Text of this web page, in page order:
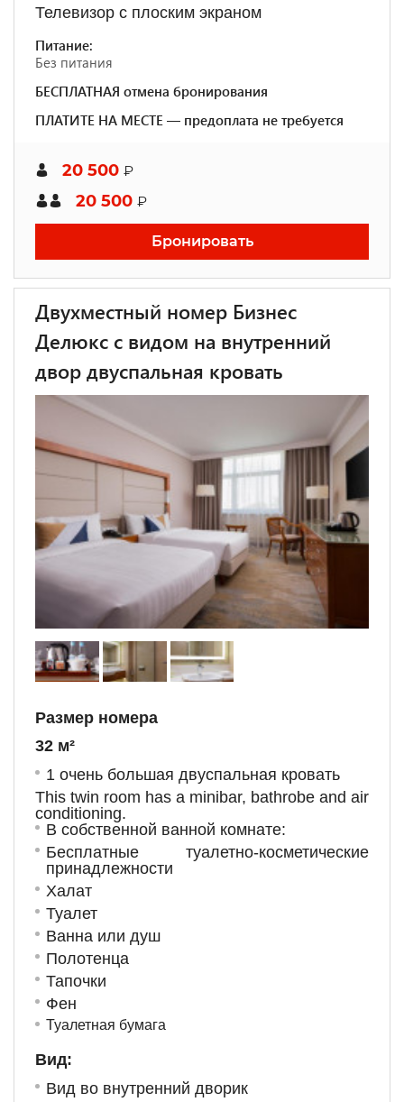
Телевизор с плоским экраном
Питание:
Без питания
БЕСПЛАТНАЯ отмена бронирования
ПЛАТИТЕ НА МЕСТЕ — предоплата не требуется
20 500 ₽
20 500 ₽
Бронировать
Двухместный номер Бизнес
Делюкс с видом на внутренний
двор двуспальная кровать
Размер номера
32 м²
1 очень большая двуспальная кровать
This twin room has a minibar, bathrobe and air
conditioning.
В собственной ванной комнате:
Бесплатные туалетно-косметические
принадлежности
Халат
Туалет
Ванна или душ
Полотенца
Тапочки
Фен
Туалетная бумага
Вид:
Вид во внутренний дворик